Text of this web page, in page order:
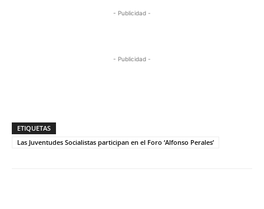
- Publicidad -
- Publicidad -
ETIQUETAS
Las Juventudes Socialistas participan en el Foro ‘Alfonso Perales’